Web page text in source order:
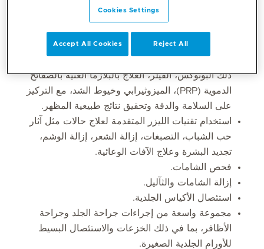
سريري وجراحي قوي في مؤسسات وطنية ودولية رائدة.
تشمل مجالات خبرتها الأساسية:
ذلك البوتوكس، الفيلر، العلاج بالبلازما الغنية بالصفائح
الدموية (PRP)، الميزوثيرابي وخيوط الشد، مع التركيز
على السلامة والدقة وتحقيق نتائج طبيعية المظهر.
استخدام تقنيات الليزر المتقدمة لعلاج حالات مثل آثار
حب الشباب، التصبغات، إزالة الشعر، إزالة الوشم،
تجديد البشرة وعلاج الآفات الوعائية.
فحص الشامات.
إزالة الشامات والثآليل.
استئصال الأكياس الجلدية.
مجموعة واسعة من إجراءات جراحة الجلد وجراحة
الأظافر، بما في ذلك الخزعات والاستئصال البسيط
للأورام الجلدية الصغيرة.
Cookies Settings
Reject All
Accept All Cookies